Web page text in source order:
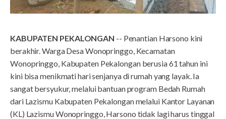
KABUPATEN PEKALONGAN -- Penantian Harsono kini
berakhir. Warga Desa Wonopringgo, Kecamatan
Wonopringgo, Kabupaten Pekalongan berusia 61 tahun ini
kini bisa menikmati hari senjanya di rumah yang layak. Ia
sangat bersyukur, melalui bantuan program Bedah Rumah
dari Lazismu Kabupaten Pekalongan melalui Kantor Layanan
(KL) Lazismu Wonopringgo, Harsono tidak lagi harus tinggal